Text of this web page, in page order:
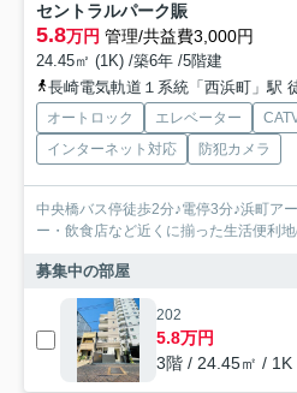
セントラルパーク賑
5.8万円 管理/共益費3,000円
24.45㎡ (1K) /築6年 /5階建
長崎電気軌道１系統「西浜町」駅
オートロック エレベーター
インターネット対応
防犯カメラ
中央橋バス停徒歩2分♪電停3分♪浜町ア
ー・飲食店など近くに揃った生活便利
募集中の部屋
202
5.8万円
3階 / 24.45㎡ / 1K